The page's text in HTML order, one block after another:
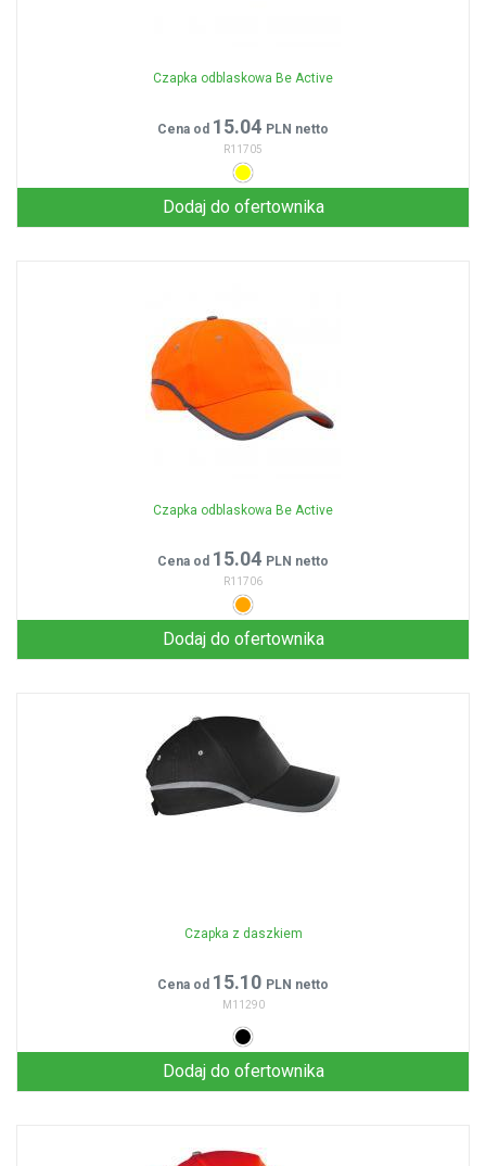
Czapka odblaskowa Be Active
Cena od 15.04 PLN netto
R11705
Dodaj do ofertownika
Czapka odblaskowa Be Active
Cena od 15.04 PLN netto
R11706
Dodaj do ofertownika
Czapka z daszkiem
Cena od 15.10 PLN netto
M11290
Dodaj do ofertownika